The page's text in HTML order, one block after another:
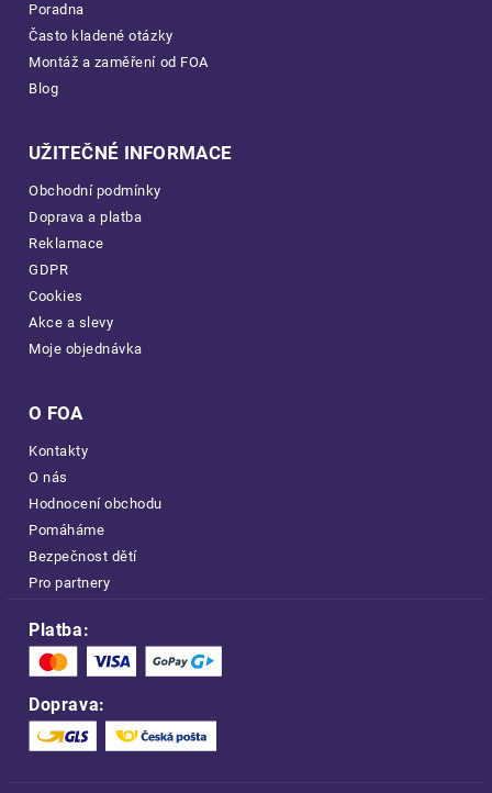
Poradna
Často kladené otázky
Montáž a zaměření od FOA
Blog
UŽITEČNÉ INFORMACE
Obchodní podmínky
Doprava a platba
Reklamace
GDPR
Cookies
Akce a slevy
Moje objednávka
O FOA
Kontakty
O nás
Hodnocení obchodu
Pomáháme
Bezpečnost dětí
Pro partnery
Platba:
Doprava: